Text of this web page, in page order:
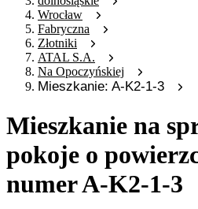
Wrocław
Fabryczna
Złotniki
ATAL S.A.
Na Opoczyńskiej
Mieszkanie: A-K2-1-3
Mieszkanie na
pokoje o
numer A-K2-1-3